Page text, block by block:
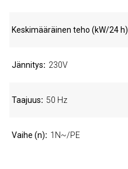
Keskimääräinen teho (kW/24 h)
Jännitys 230V
Taajuus 50 Hz
Vaihe (n) 1N~/PE